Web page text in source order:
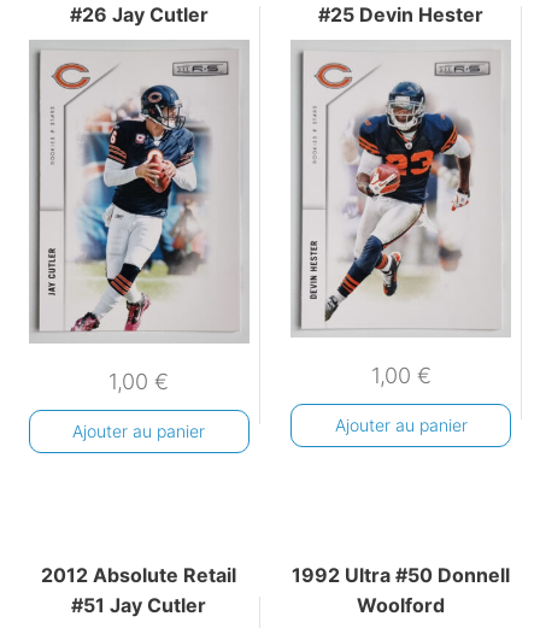
#26 Jay Cutler
1,00€
Ajouter au panier
#25 Devin Hester
1,00 €
Ajouter au panier
2012 Absolute Retail
#51 Jay Cutler
1992 Ultra #50 Donnell
Woolford